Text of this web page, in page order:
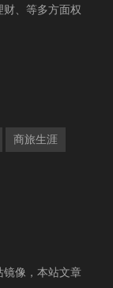
、等多方面权
商旅生涯
镜像，本站文章